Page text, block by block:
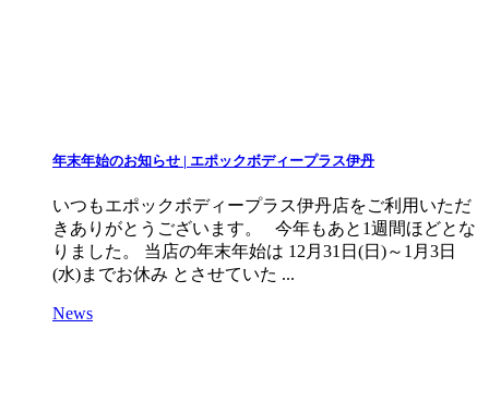
年末年始のお知らせ | エポックボディープラス伊丹
いつもエポックボディープラス伊丹店をご利用いただ
きありがとうございます。 今年もあと1週間ほどとな
りました。 当店の年末年始は 12月31日(日)～1月3日
(水)までお休み とさせていた ...
News